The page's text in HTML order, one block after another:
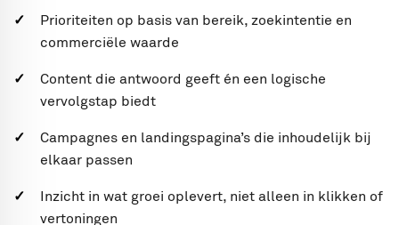
Prioriteiten op basis van bereik, zoekintentie en
commerciële waarde
Content die antwoord geeft én een logische
vervolgstap biedt
Campagnes en landingspagina’s die inhoudelijk bij
elkaar passen
Inzicht in wat groei oplevert, niet alleen in klikken of
vertoningen